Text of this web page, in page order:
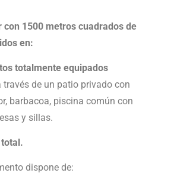
con 1500 metros cuadrados de
en:
totalmente equipados
través de un patio privado con
barbacoa, piscina común con
y sillas.
dispone de: